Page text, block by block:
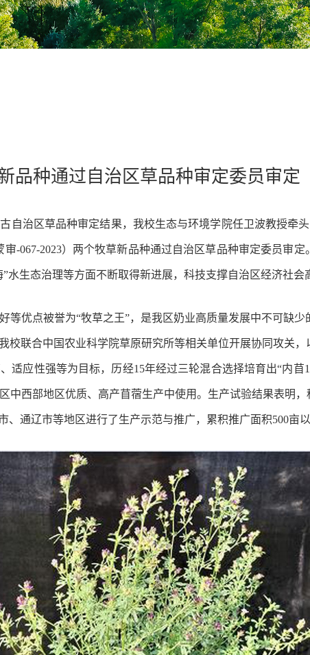
品种通过自治区草品种审定委员审定
自治区草品种审定结果，我校生态与环境学院任卫波教授牵
审-067-2023） 两个牧草新品种通过自治区草品种审定委员审
生态治理等方面不断取得新进展，科技支撑自治区经济社会
优点被誉为“牧草之王”， 是我区奶业高质量发展中不可缺
校联合中国农业科学院草原研究所等相关单位开展协同攻关
适应性强等为目标，历经1 5年经过三轮混合选择培育出“内苜1
中西部地区优质、高产苜蓿生产中使用。生产试验结果表明
、通辽市等地区进行了生产示范与推广，累积推广面积500亩